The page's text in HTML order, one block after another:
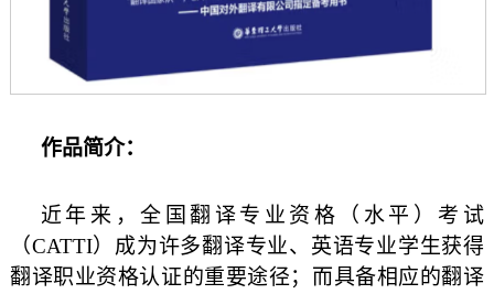
作品简介：
近年来，全国翻译专业资格（水平）考试
（CATTI）成为许多翻译专业、英语专业学生获得
翻译职业资格认证的重要途径；而具备相应的翻译